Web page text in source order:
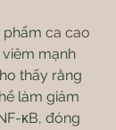
phẩm ca cao
mạnh
thấy rằng
làm giảm
κB, đóng